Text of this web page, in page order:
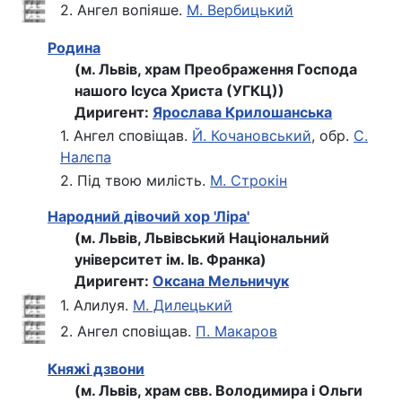
2. Ангел вопіяше. М. Вербицький
Родина
(м. Львів, храм Преображення Господа
нашого Ісуса Христа (УГКЦ))
Диригент: Ярослава Крилошанська
1. Ангел сповіщав. Й. Кочановський, обр. С.
Налєпа
2. Під твою милість. М. Строкін
Народний дівочий хор 'Ліра'
(м. Львів, Львівський Національний
університет ім. Ів. Франка)
Диригент: Оксана Мельничук
1. Алилуя. М. Дилецький
2. Ангел сповіщав. П. Макаров
Княжі дзвони
(м. Львів, храм свв. Володимира і Ольги